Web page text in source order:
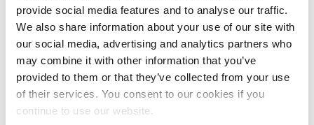
provide social media features and to analyse our traffic.
We also share information about your use of our site with
our social media, advertising and analytics partners who
may combine it with other information that you’ve
provided to them or that they’ve collected from your use
of their services. You consent to our cookies if you
continue to use our website.
Según Synopsys, hay seis sencillos pasos necesarios para
realizar SAST de forma eficiente en empresas que tienen un
gran número de aplicaciones construidas en diferentes
lenguajes, marcos y plataformas.
Elige una herramienta automatizada capaz de realizar
revisiones de código fuente de aplicaciones escritas en
los lenguajes de programación que utilices.